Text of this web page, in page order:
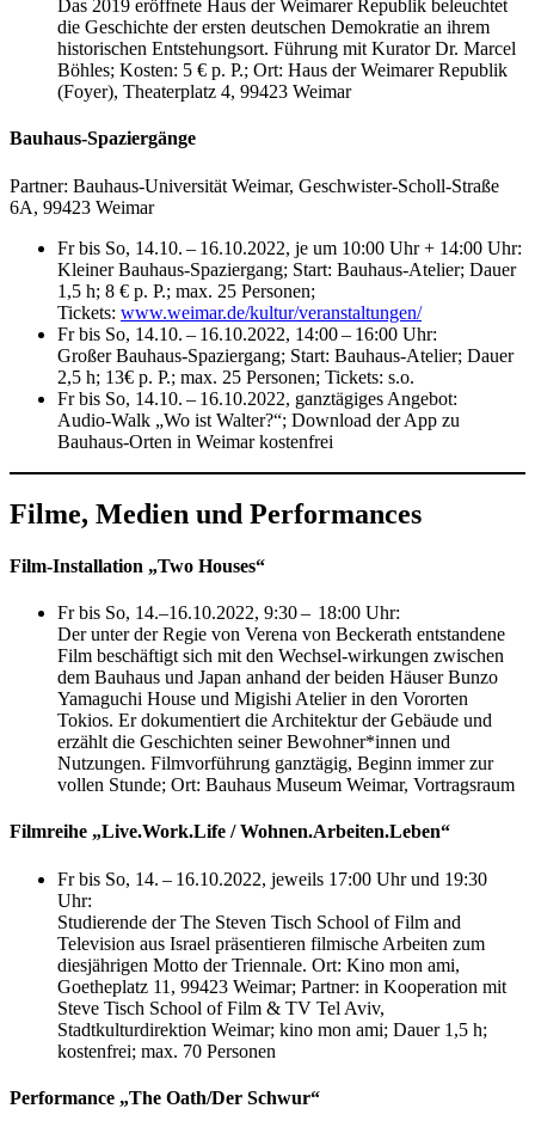
Das 2019 eröffnete Haus der Weimarer Republik beleuchtet
die Geschichte der ersten deutschen Demokratie an ihrem
historischen Entstehungsort. Führung mit Kurator Dr. Marcel
Böhles; Kosten: 5 € p. P.; Ort: Haus der Weimarer Republik
(Foyer), Theaterplatz 4, 99423 Weimar
Bauhaus-Spaziergänge
Partner: Bauhaus-Universität Weimar, Geschwister-Scholl-Straße
6A, 99423 Weimar
Fr bis So, 14.10. – 16.10.2022, je um 10:00 Uhr + 14:00 Uhr:
Kleiner Bauhaus-Spaziergang; Start: Bauhaus-Atelier; Dauer
1,5 h; 8 € p. P.; max. 25 Personen;
Tickets: www.weimar.de/kultur/veranstaltungen/
Fr bis So, 14.10. – 16.10.2022, 14:00 – 16:00 Uhr:
Großer Bauhaus-Spaziergang; Start: Bauhaus-Atelier; Dauer
2,5 h; 13€ p. P.; max. 25 Personen; Tickets: s.o.
Fr bis So, 14.10. – 16.10.2022, ganztägiges Angebot:
Audio-Walk „Wo ist Walter?“; Download der App zu
Bauhaus-Orten in Weimar kostenfrei
Filme, Medien und Performances
Film-Installation „Two Houses“
Fr bis So, 14.–16.10.2022, 9:30 – 18:00 Uhr:
Der unter der Regie von Verena von Beckerath entstandene
Film beschäftigt sich mit den Wechsel-wirkungen zwischen
dem Bauhaus und Japan anhand der beiden Häuser Bunzo
Yamaguchi House und Migishi Atelier in den Vororten
Tokios. Er dokumentiert die Architektur der Gebäude und
erzählt die Geschichten seiner Bewohner*innen und
Nutzungen. Filmvorführung ganztägig, Beginn immer zur
vollen Stunde; Ort: Bauhaus Museum Weimar, Vortragsraum
Filmreihe „Live.Work.Life / Wohnen.Arbeiten.Leben“
Fr bis So, 14. – 16.10.2022, jeweils 17:00 Uhr und 19:30
Uhr:
Studierende der The Steven Tisch School of Film and
Television aus Israel präsentieren filmische Arbeiten zum
diesjährigen Motto der Triennale. Ort: Kino mon ami,
Goetheplatz 11, 99423 Weimar; Partner: in Kooperation mit
Steve Tisch School of Film & TV Tel Aviv,
Stadtkulturdirektion Weimar; kino mon ami; Dauer 1,5 h;
kostenfrei; max. 70 Personen
Performance „The Oath/Der Schwur“